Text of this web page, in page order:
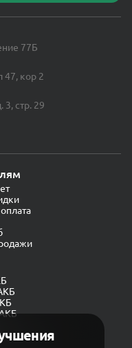
77Б
47, кор 2
3, стр. 29